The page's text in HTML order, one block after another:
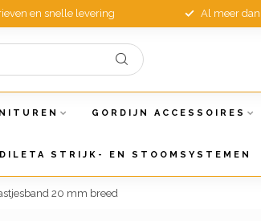
en snelle levering Al meer
GORDIJN ACCESSOIRES
DILETA STRIJK- EN STOOMSYSTEMEN
20 mm breed